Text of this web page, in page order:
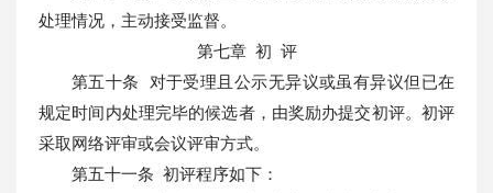
处理情况，主动接受监督。
第七章 初 评
第五十条 对于受理且公示无异议或虽有异议但已在
规定时间内处理完毕的候选者，由奖励办提交初评。初评
采取网络评审或会议评审方式。
第五十一条 初评程序如下：